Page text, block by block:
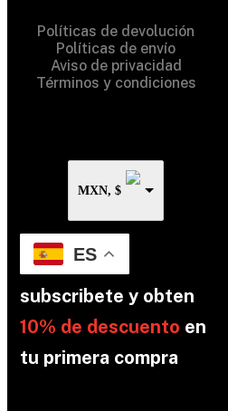
Políticas de devolución
Políticas de envío
Aviso de privacidad
Términos y condiciones
MXN, $
ES
subscribete y obten
10% de descuento en
tu primera compra